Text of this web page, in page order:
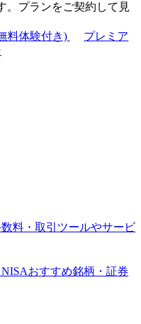
。プランをご契約して見
料体験付き)
プレミア
料・取引ツールやサービ
おすすめ銘柄・証券